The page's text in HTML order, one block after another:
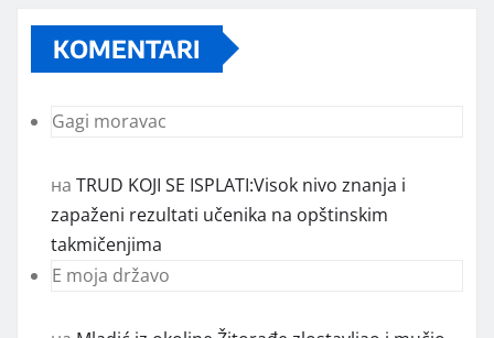
KOMENTARI
Gagi moravac
на TRUD KOJI SE ISPLATI:Visok nivo znanja i
zapaženi rezultati učenika na opštinskim
takmičenjima
E moja državo